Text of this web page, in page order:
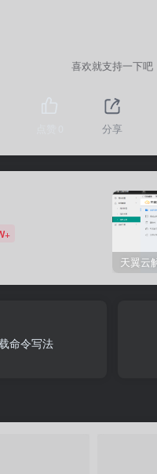
喜欢就支持一下吧
分享
命令写法